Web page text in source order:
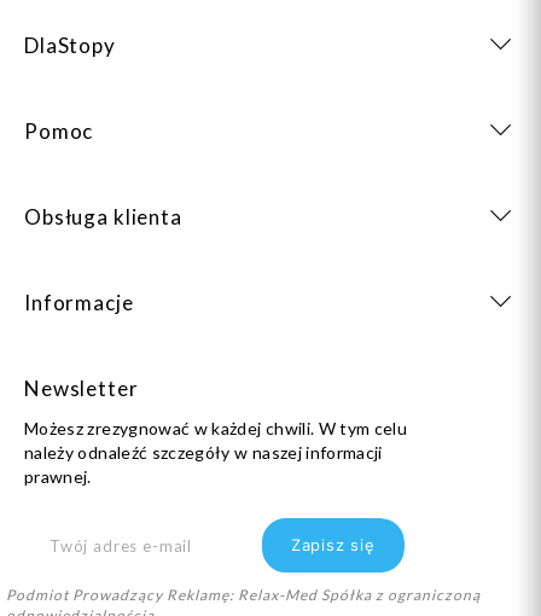
DlaStopy
Pomoc
Obsługa klienta
Informacje
Newsletter
Możesz zrezygnować w każdej chwili. W tym celu
należy odnaleźć szczegóły w naszej informacji
prawnej.
Podmiot Prowadzący Reklamę: Relax-Med Spółka z ograniczoną